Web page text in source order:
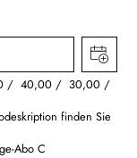
40,00 30,00
finden Sie
Abo C